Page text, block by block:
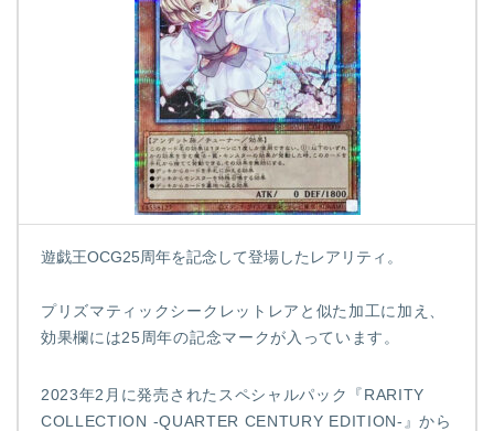
遊戯王OCG25周年を記念して登場したレアリティ。
プリズマティックシークレットレアと似た加工に加え、
効果欄には25周年の記念マークが入っています。
2023年2月に発売されたスペシャルパック『RARITY
COLLECTION -QUARTER CENTURY EDITION-』から